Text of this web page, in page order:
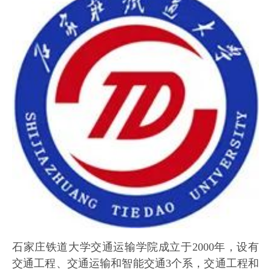
石家庄铁道大学交通运输学院成立于2000年，设有
交通工程、交通运输和智能交通3个系，交通工程和